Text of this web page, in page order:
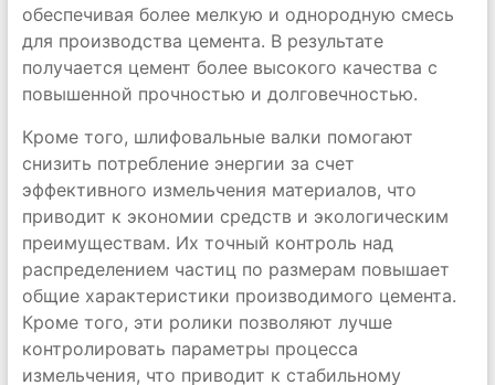
обеспечивая более мелкую и однородную смесь
для производства цемента. В результате
получается цемент более высокого качества с
повышенной прочностью и долговечностью.
Кроме того, шлифовальные валки помогают
снизить потребление энергии за счет
эффективного измельчения материалов, что
приводит к экономии средств и экологическим
преимуществам. Их точный контроль над
распределением частиц по размерам повышает
общие характеристики производимого цемента.
Кроме того, эти ролики позволяют лучше
контролировать параметры процесса
измельчения, что приводит к стабильному